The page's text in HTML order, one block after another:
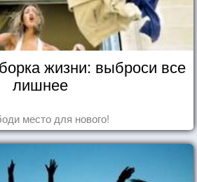
жизни: выброси все
лишнее
место для нового!